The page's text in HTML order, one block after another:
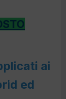
ai
ed